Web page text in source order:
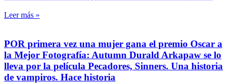
Leer más »
POR primera vez una mujer gana el premio Oscar a
la Mejor Fotografía: Autumn Durald Arkapaw se lo
lleva por la película Pecadores, Sinners. Una historia
de vampiros. Hace historia